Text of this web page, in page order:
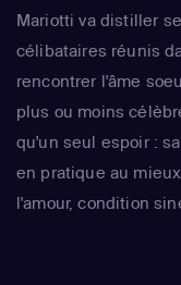
Mariotti va distiller
célibataires réunis
rencontrer l'âme
plus ou moins
qu'un seul espoir :
en pratique au
l'amour, condition